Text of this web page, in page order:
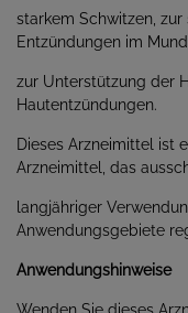
starkem Schwitzen,
Entzündungen im
zur Unterstützung der
Hautentzündungen.
Dieses Arzneimittel ist
Arzneimittel, das
langjähriger
Anwendungsgebiete
Anwendungshinweise